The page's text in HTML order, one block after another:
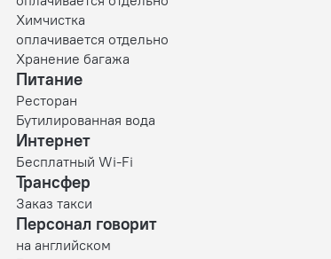
Химчистка
оплачивается отдельно
Хранение багажа
Питание
Ресторан
Бутилированная вода
Интернет
Бесплатный Wi-Fi
Трансфер
Заказ такси
Персонал говорит
на английском